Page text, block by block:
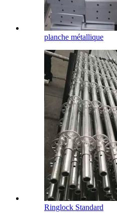
planche métallique
Ringlock Standard